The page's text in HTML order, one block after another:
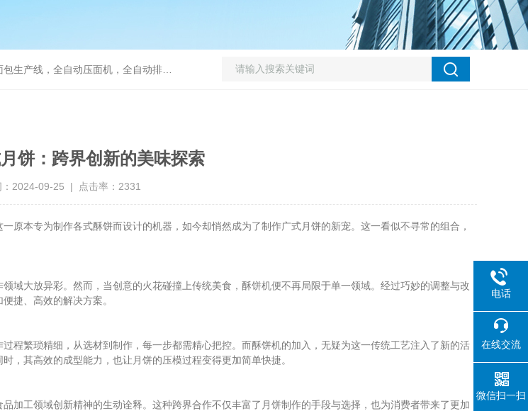
压面机，全自动排盘机， 曲奇蛋糕充填机
饼：跨界创新的美味探索
：2024-09-25 | 点击率：2331
本专为制作各式酥饼而设计的机器，如今却悄然成为了制作广式月饼的新宠。这一看似不寻常的组合，
域大放异彩。然而，当创意的火花碰撞上传统美食，酥饼机便不再局限于单一领域。经过巧妙的调整与改
捷、高效的解决方案。
繁琐精细，从选材到制作，每一步都需精心把控。而酥饼机的加入，无疑为这一传统工艺注入了新的活
，其高效的成型能力，也让月饼的压模过程变得更加简单快捷。
工领域创新精神的生动诠释。这种跨界合作不仅丰富了月饼制作的手段与选择，也为消费者带来了更加
电话
在线交流
微信扫一扫